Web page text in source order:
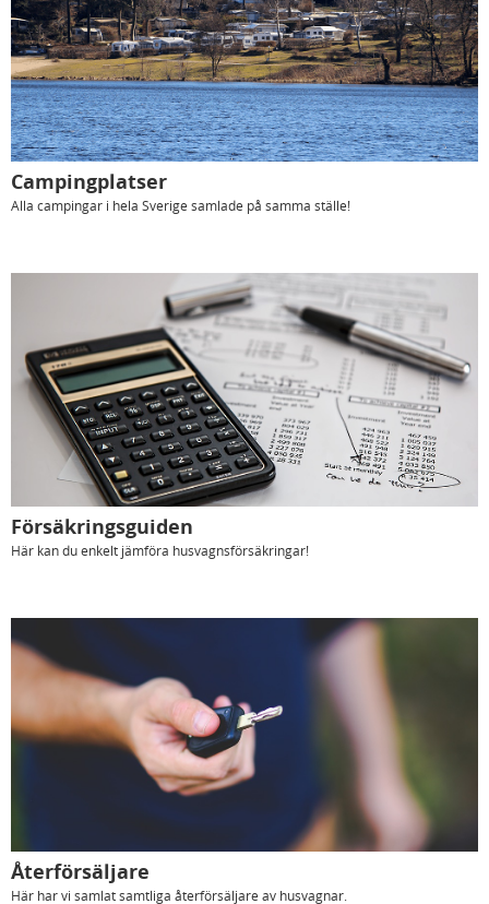
Campingplatser
Alla campingar i hela Sverige samlade på samma ställe!
Försäkringsguiden
Här kan du enkelt jämföra husvagnsförsäkringar!
Återförsäljare
Här har vi samlat samtliga återförsäljare av husvagnar.